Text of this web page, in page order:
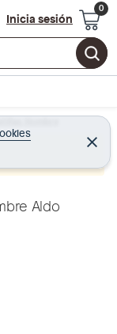
Inicia sesión
C
e
r
Hombre
Aldo